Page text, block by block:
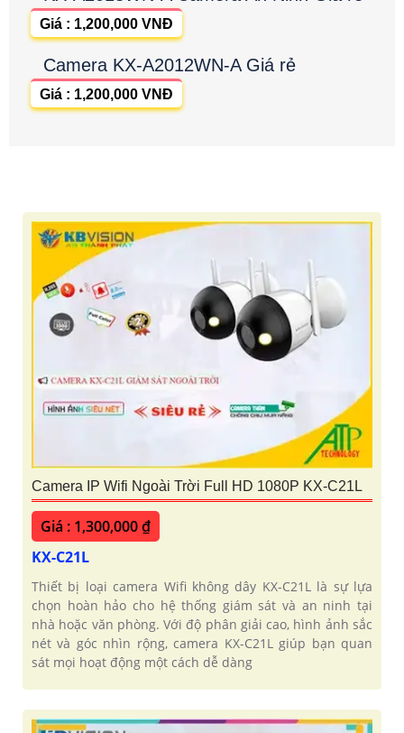
Giá : 1,200,000 VNĐ
Camera KX-A2012WN-A Giá rẻ
Giá : 1,200,000 VNĐ
Camera IP Wifi Ngoài Trời Full HD 1080P KX-C21L
Giá : 1,300,000 ₫
KX-C21L
Thiết bị loại camera Wifi không dây KX-C21L là sự lựa
chọn hoàn hảo cho hệ thống giám sát và an ninh tại
nhà hoặc văn phòng. Với độ phân giải cao, hình ảnh sắc
nét và góc nhìn rộng, camera KX-C21L giúp bạn quan
sát mọi hoạt động một cách dễ dàng